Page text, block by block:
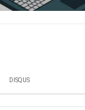
DISQUS